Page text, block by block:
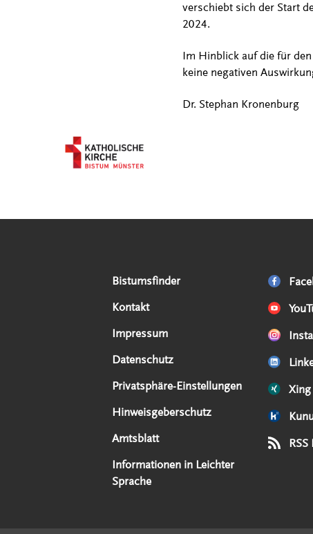
verschiebt sich der Start
2024.
Im Hinblick auf die für
keine negativen
Dr. Stephan Kronenburg
Serviceangebote
Bistumsfinder
Kontakt
Impressum
Datenschutz
Privatsphäre-Einstellungen
Hinweisgeberschutz
Amtsblatt
Informationen in Leichter
Sprache
Social Media Angebote
Xing
RSS
Externe Links